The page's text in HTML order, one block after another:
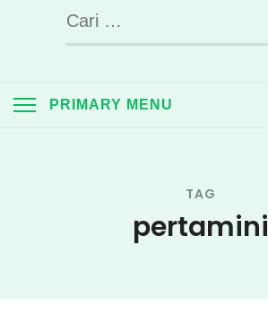
Cari
untuk:
PRIMARY MENU
TAG
pertamini